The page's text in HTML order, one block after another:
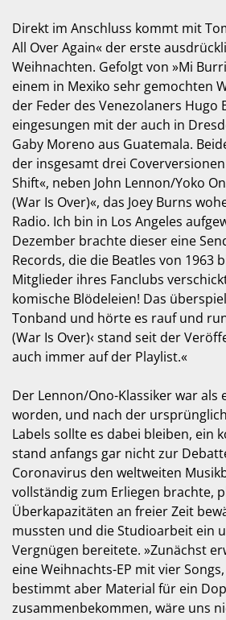
Direkt im Anschluss kommt mit
All Over Again« der erste
Weihnachten. Gefolgt von »Mi
einem in Mexiko sehr gemochten
der Feder des Venezolaners Hugo
eingesungen mit der auch in
Gaby Moreno aus Guatemala.
der insgesamt drei
Shift«, neben John Lennon/Yoko
(War Is Over)«, das Joey Burns
Radio. Ich bin in Los Angeles
Dezember brachte dieser eine
Records, die die Beatles von 1963
Mitglieder ihres Fanclubs
komische Blödeleien! Das
Tonband und hörte es rauf und
(War Is Over)‹ stand seit der
auch immer auf der Playlist.«
Der Lennon/Ono-Klassiker war als
worden, und nach der
Labels sollte es dabei bleiben, ein
stand anfangs gar nicht zur
Coronavirus den weltweiten
vollständig zum Erliegen brachte,
Überkapazitäten an freier Zeit
mussten und die Studioarbeit ein
Vergnügen bereitete. »Zunächst
eine Weihnachts-EP mit vier
bestimmt aber Material für ein
zusammenbekommen, wäre uns